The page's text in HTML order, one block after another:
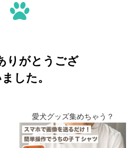
りがとうござ
した。
愛犬グッズ集めちゃう？